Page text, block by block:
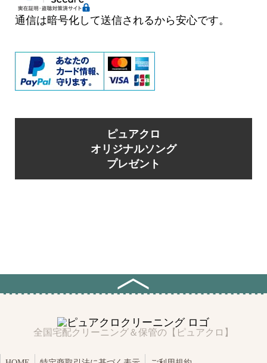
通信は暗号化して送信されるから安心です。
ピュアクロ
オリジナルソング
プレゼント
全国宅配クリーニング＆保管の【ピュアクロ】